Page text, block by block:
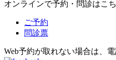
オンラインで予約・問診はこ
ご予約
問診票
Web予約が取れない場合は、